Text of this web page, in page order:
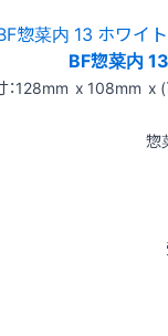
BF惣菜内
：128mm x 108mm x
惣